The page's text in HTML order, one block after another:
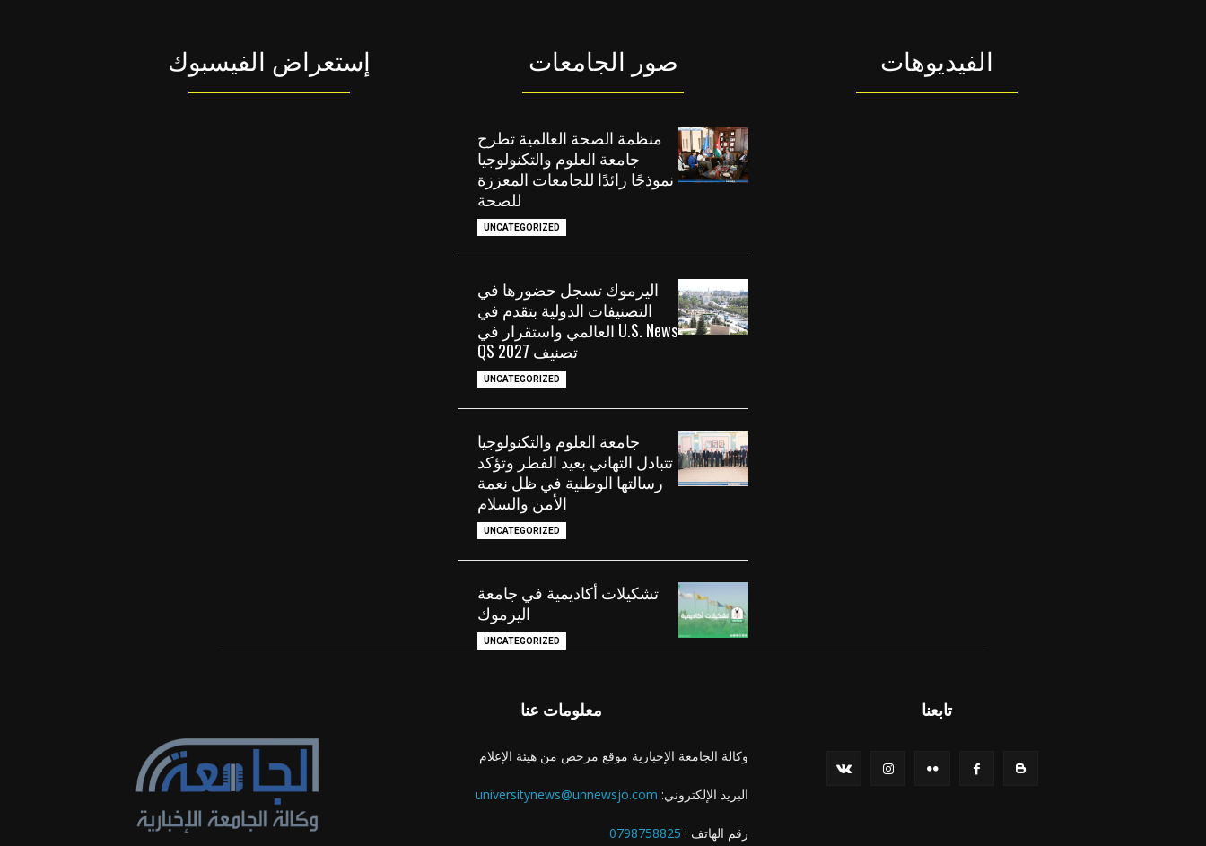
إستعراض الفيسبوك صور الجامعات
منظمة الصحة العالمية تطرح
جامعة العلوم والتكنولوجيا
نموذجًا رائدًا للجامعات المعززة
للصحة
UNCATEGORIZED
اليرموك تسجل حضورها في
التصنيفات الدولية بتقدم في
U.S. News العالمي واستقرار في
تصنيف QS 2027
UNCATEGORIZED
جامعة العلوم والتكنولوجيا
تتبادل التهاني بعيد الفطر وتؤكد
رسالتها الوطنية في ظل نعمة
الأمن والسلام
UNCATEGORIZED
تشكيلات أكاديمية في جامعة
اليرموك
UNCATEGORIZED
الفيديوهات
معلومات عنا
وكالة الجامعة الإخبارية موقع مرخص من هيئة الإعلام
البريد الإلكتروني: universitynews@unnewsjo.com
رقم الهاتف : 0798758825
تابعنا